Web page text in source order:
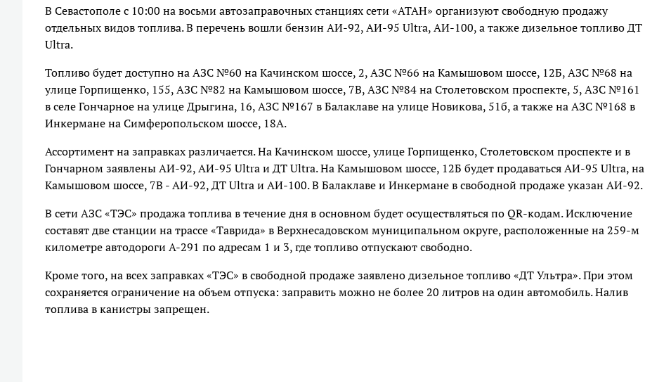
В Севастополе с 10:00 на восьми автозаправочных станциях сети «АТАН» организуют свободную продажу
отдельных видов топлива. В перечень вошли бензин АИ-92, АИ-95 Ultra, АИ-100, а также дизельное топливо ДТ
Ultra.
Топливо будет доступно на АЗС №60 на Качинском шоссе, 2, АЗС №66 на Камышовом шоссе, 12Б, АЗС №68 на
улице Горпищенко, 155, АЗС №82 на Камышовом шоссе, 7В, АЗС №84 на Столетовском проспекте, 5, АЗС №161
в селе Гончарное на улице Дрыгина, 16, АЗС №167 в Балаклаве на улице Новикова, 51б, а также на АЗС №168 в
Инкермане на Симферопольском шоссе, 18А.
Ассортимент на заправках различается. На Качинском шоссе, улице Горпищенко, Столетовском проспекте и в
Гончарном заявлены АИ-92, АИ-95 Ultra и ДТ Ultra. На Камышовом шоссе, 12Б будет продаваться АИ-95 Ultra, на
Камышовом шоссе, 7В - АИ-92, ДТ Ultra и АИ-100. В Балаклаве и Инкермане в свободной продаже указан АИ-92.
В сети АЗС «ТЭС» продажа топлива в течение дня в основном будет осуществляться по QR-кодам. Исключение
составят две станции на трассе «Таврида» в Верхнесадовском муниципальном округе, расположенные на 259-м
километре автодороги А-291 по адресам 1 и 3, где топливо отпускают свободно.
Кроме того, на всех заправках «ТЭС» в свободной продаже заявлено дизельное топливо «ДТ Ультра». При этом
сохраняется ограничение на объем отпуска: заправить можно не более 20 литров на один автомобиль. Налив
топлива в канистры запрещен.